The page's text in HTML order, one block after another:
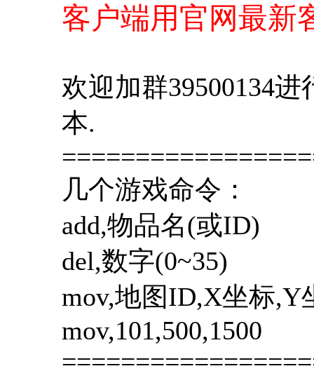
客户端用官网最新
欢迎加群39500134
本.
几个游戏命令：
add,物品名(或ID)
del,数字(0~35)
mov,地图ID,X坐标
mov,101,500,1500